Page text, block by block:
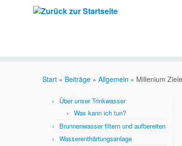
Start » Beiträge » Allgemein » Millenium
Über unser Trinkwasser
Was kann ich tun?
Brunnenwasser filtern und aufbereiten
Wasserenthärtungsanlage